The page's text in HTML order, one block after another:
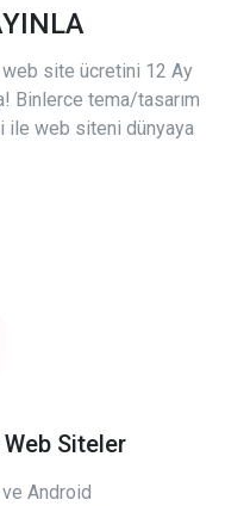
site ücretini 12 Ay
Binlerce tema/tasarım
ile web siteni dünyaya
Siteler
Android